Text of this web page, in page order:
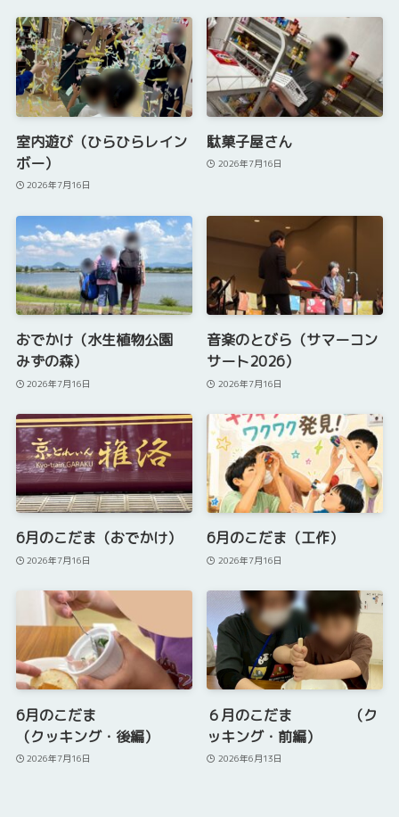
室内遊び（ひらひらレイン
ボー）
2026年7月16日
駄菓子屋さん
2026年7月16日
おでかけ（水生植物公園
みずの森）
2026年7月16日
音楽のとびら（サマーコン
サート2026）
2026年7月16日
6月のこだま（おでかけ）
2026年7月16日
6月のこだま（工作）
2026年7月16日
6月のこだま
（クッキング・後編）
2026年7月16日
６月のこだま （ク
ッキング・前編）
2026年6月13日